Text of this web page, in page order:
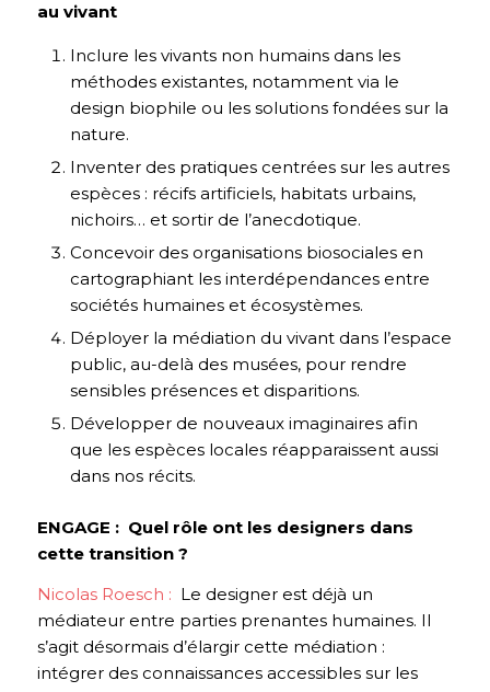
au vivant
Inclure les vivants non humains dans les
méthodes existantes, notamment via le
design biophile ou les solutions fondées sur la
nature.
Inventer des pratiques centrées sur les autres
espèces : récifs artificiels, habitats urbains,
nichoirs… et sortir de l’anecdotique.
Concevoir des organisations biosociales en
cartographiant les interdépendances entre
sociétés humaines et écosystèmes.
Déployer la médiation du vivant dans l’espace
public, au-delà des musées, pour rendre
sensibles présences et disparitions.
Développer de nouveaux imaginaires afin
que les espèces locales réapparaissent aussi
dans nos récits.
ENGAGE : Quel rôle ont les designers dans
cette transition ?
Nicolas Roesch : Le designer est déjà un
médiateur entre parties prenantes humaines. Il
s’agit désormais d’élargir cette médiation :
intégrer des connaissances accessibles sur les